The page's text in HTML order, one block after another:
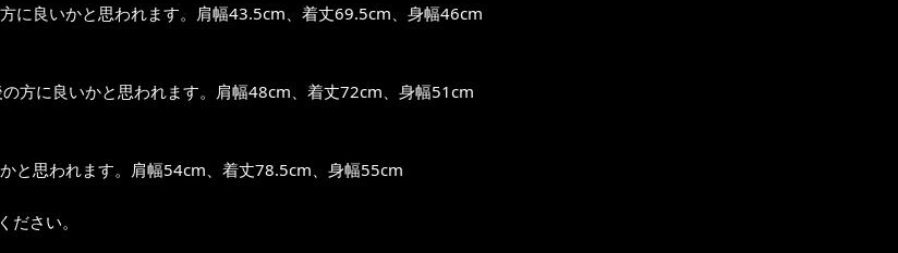
に良いかと思われます。肩幅43.5cm、着丈69.5cm、身幅46cm
方に良いかと思われます。肩幅48cm、着丈72cm、身幅51cm
と思われます。肩幅54cm、着丈78.5cm、身幅55cm
ださい。